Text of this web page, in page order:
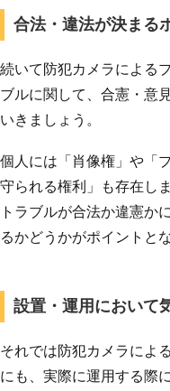
合法・違法が決まる
続いて防犯カメラによる
ブルに関して、合憲・意
いきましょう。
個人には「肖像権」や「
守られる権利」も存在し
トラブルが合法か違憲か
るかどうかがポイントと
設置・運用において
それでは防犯カメラによ
にも、実際に運用する際